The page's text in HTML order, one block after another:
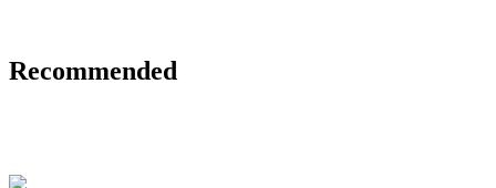
Recommended